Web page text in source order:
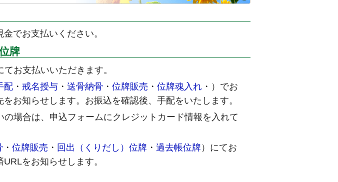
でお支払いください。
牌
お支払いいただきます。
配・ 戒名授与・ 送骨納骨 ・ 位牌販売 ・ 位牌魂入れ・ ）でお
お知らせします。お振込を確認後、手配をいたします。
場合は、申込フォームにクレジットカード情報を入れて
・ 位牌販売 ・ 回出（くりだし）位牌 ・ 過去帳位牌 ）にてお
をお知らせします。